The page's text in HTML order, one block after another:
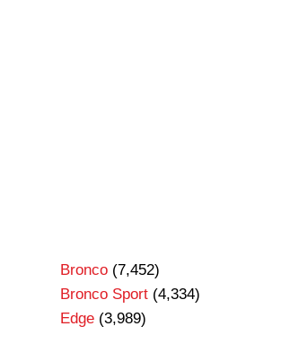
Bronco (7,452)
Bronco Sport (4,334)
Edge (3,989)